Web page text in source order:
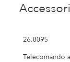
Accessori
26.8095
Telecomando